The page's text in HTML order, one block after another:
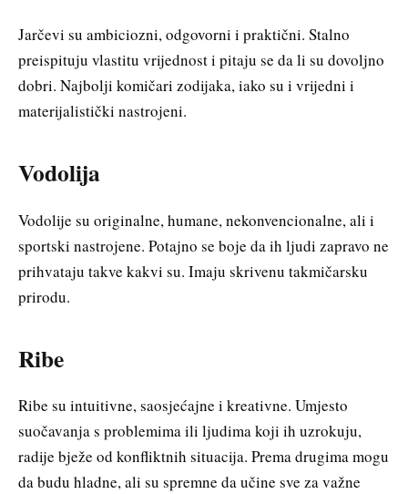
Jarčevi su ambiciozni, odgovorni i praktični. Stalno
preispituju vlastitu vrijednost i pitaju se da li su dovoljno
dobri. Najbolji komičari zodijaka, iako su i vrijedni i
materijalistički nastrojeni.
Vodolija
Vodolije su originalne, humane, nekonvencionalne, ali i
sportski nastrojene. Potajno se boje da ih ljudi zapravo ne
prihvataju takve kakvi su. Imaju skrivenu takmičarsku
prirodu.
Ribe
Ribe su intuitivne, saosjećajne i kreativne. Umjesto
suočavanja s problemima ili ljudima koji ih uzrokuju,
radije bježe od konfliktnih situacija. Prema drugima mogu
da budu hladne, ali su spremne da učine sve za važne